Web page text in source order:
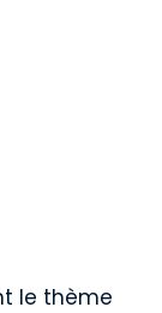
le thème